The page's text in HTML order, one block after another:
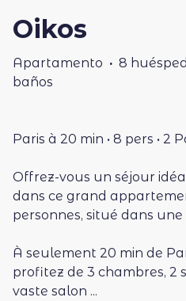
Oikos
Apartamento · 8
baños
Paris à 20 min • 8 pers • 2
Offrez-vous un séjour
dans ce grand
personnes, situé dans
À seulement 20 min de
profitez de 3 chambres, 2
vaste salon ...